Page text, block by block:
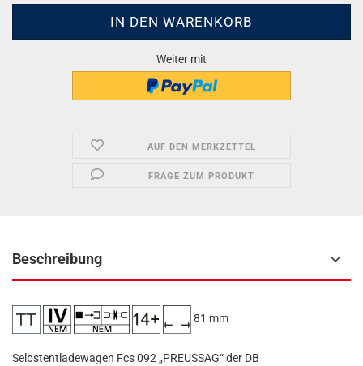
Weiter mit
AUF DEN MERKZETTEL
FRAGE ZUM PRODUKT
Beschreibung
81 mm
Selbstentladewagen Fcs 092 „PREUSSAG“ der DB